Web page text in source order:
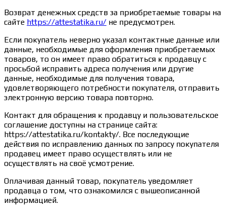
Возврат денежных средств за приобретаемые товары на
сайте https://attestatika.ru/ не предусмотрен.
Если покупатель неверно указал контактные данные или
данные, необходимые для оформления приобретаемых
товаров, то он имеет право обратиться к продавцу с
просьбой исправить адреса получения или другие
данные, необходимые для получения товара,
удовлетворяющего потребности покупателя, отправить
электронную версию товара повторно.
Контакт для обращения к продавцу и пользовательское
соглашение доступны на странице сайта:
https://attestatika.ru/kontakty/. Все последующие
действия по исправлению данных по запросу покупателя
продавец имеет право осуществлять или не
осуществлять на своё усмотрение.
Оплачивая данный товар, покупатель уведомляет
продавца о том, что ознакомился с вышеописанной
информацией.